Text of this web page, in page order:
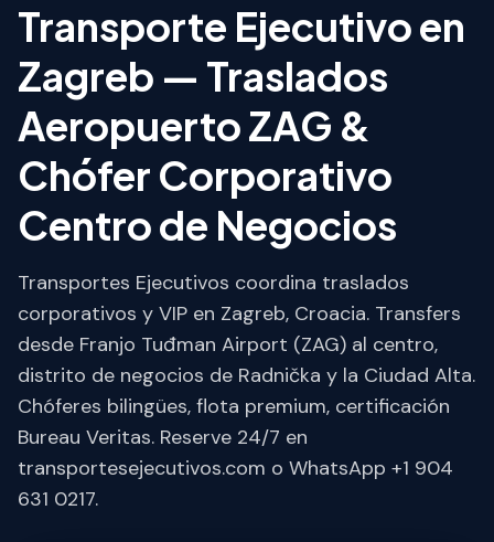
Transporte Ejecutivo en
Zagreb — Traslados
Aeropuerto ZAG &
Chófer Corporativo
Centro de Negocios
Transportes Ejecutivos coordina traslados
corporativos y VIP en Zagreb, Croacia. Transfers
desde Franjo Tuđman Airport (ZAG) al centro,
distrito de negocios de Radnička y la Ciudad Alta.
Chóferes bilingües, flota premium, certificación
Bureau Veritas. Reserve 24/7 en
transportesejecutivos.com o WhatsApp +1 904
631 0217.